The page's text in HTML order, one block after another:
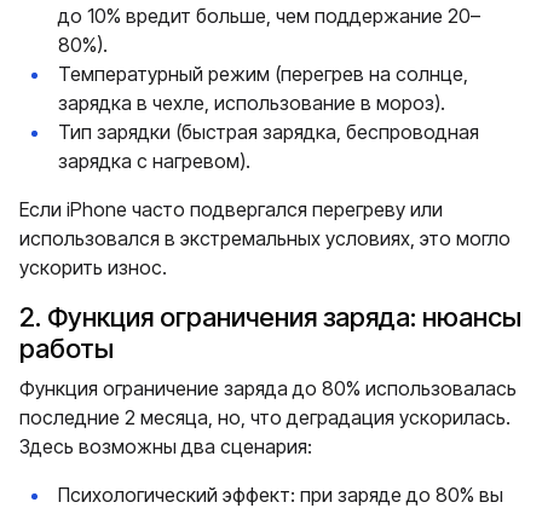
до 10% вредит больше, чем поддержание 20–
80%).
Температурный режим (перегрев на солнце,
зарядка в чехле, использование в мороз).
Тип зарядки (быстрая зарядка, беспроводная
зарядка с нагревом).
Если iPhone часто подвергался перегреву или
использовался в экстремальных условиях, это могло
ускорить износ.
2. Функция ограничения заряда: нюансы
работы
Функция ограничение заряда до 80% использовалась
последние 2 месяца, но, что деградация ускорилась.
Здесь возможны два сценария:
Психологический эффект: при заряде до 80% вы